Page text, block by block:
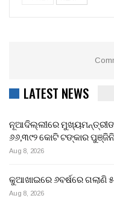
LATEST NEWS
ନୂଆଦିଲ୍ଲୀରେ
୬୬,୩୯୨ କୋଟି ଟଙ୍କାର
Aug 8, 2026
କୁଆଖାଇରେ ୬ବର୍ଷରେ ଗଲାଣି
Aug 8, 2026